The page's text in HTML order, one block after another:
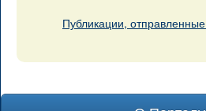
Публикации,